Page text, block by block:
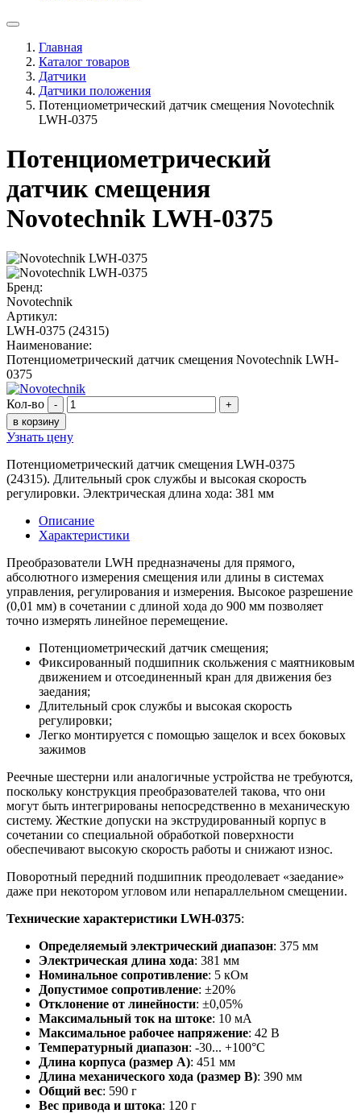
Главная
Каталог товаров
Датчики
Датчики положения
Потенциометрический датчик смещения Novotechnik
LWH-0375
Потенциометрический
датчик смещения
Novotechnik LWH-0375
Бренд:
Novotechnik
Артикул:
LWH-0375 (24315)
Наименование:
Потенциометрический датчик смещения Novotechnik LWH-
0375
Кол-во -
+
в корзину
Узнать цену
Потенциометрический датчик смещения LWH-0375
(24315). Длительный срок службы и высокая скорость
регулировки. Электрическая длина хода: 381 мм
Описание
Характеристики
Преобразователи LWH предназначены для прямого,
абсолютного измерения смещения или длины в системах
управления, регулирования и измерения. Высокое разрешение
(0,01 мм) в сочетании с длиной хода до 900 мм позволяет
точно измерять линейное перемещение.
Потенциометрический датчик смещения;
Фиксированный подшипник скольжения с маятниковым
движением и отсоединенный кран для движения без
заедания;
Длительный срок службы и высокая скорость
регулировки;
Легко монтируется с помощью защелок и всех боковых
зажимов
Реечные шестерни или аналогичные устройства не требуются,
поскольку конструкция преобразователей такова, что они
могут быть интегрированы непосредственно в механическую
систему. Жесткие допуски на экструдированный корпус в
сочетании со специальной обработкой поверхности
обеспечивают высокую скорость работы и снижают износ.
Поворотный передний подшипник преодолевает «заедание»
даже при некотором угловом или непараллельном смещении.
Технические характеристики LWH-0375:
Определяемый электрический диапазон: 375 мм
Электрическая длина хода: 381 мм
Номинальное сопротивление: 5 кОм
Допустимое сопротивление: ±20%
Отклонение от линейности: ±0,05%
Максимальный ток на штоке: 10 мА
Максимальное рабочее напряжение: 42 В
Температурный диапазон: -30... +100°C
Длина корпуса (размер А): 451 мм
Длина механического хода (размер B): 390 мм
Общий вес: 590 г
Вес привода и штока: 120 г